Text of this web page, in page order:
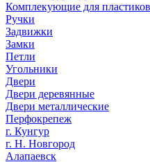
Комплекующие для
Ручки
Задвижки
Замки
Петли
Угольники
Двери
Двери деревянные
Двери металлические
Перфокрепеж
г. Кунгур
г. Н. Новгород
Алапаевск